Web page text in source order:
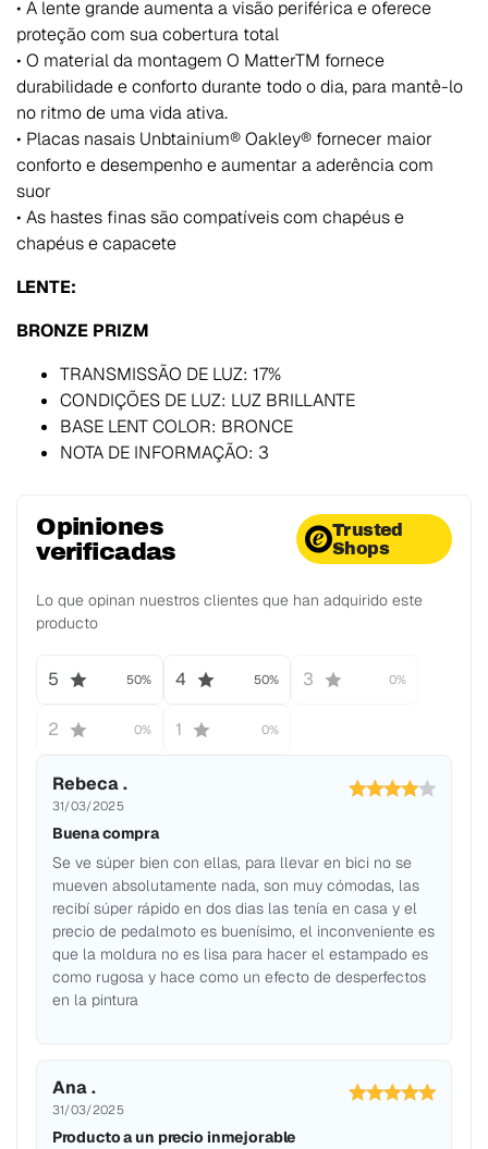
• A lente grande aumenta a visão periférica e oferece
proteção com sua cobertura total
• O material da montagem O MatterTM fornece
durabilidade e conforto durante todo o dia, para mantê-lo
no ritmo de uma vida ativa.
• Placas nasais Unbtainium® Oakley® fornecer maior
conforto e desempenho e aumentar a aderência com
suor
• As hastes finas são compatíveis com chapéus e
chapéus e capacete
LENTE:
BRONZE PRIZM
TRANSMISSÃO DE LUZ: 17%
CONDIÇÕES DE LUZ: LUZ BRILLANTE
BASE LENT COLOR: BRONCE
NOTA DE INFORMAÇÃO: 3
Opiniones
verificadas
Trusted
Shops
Lo que opinan nuestros clientes que han adquirido este
producto
5 50% 4 50% 3 0%
2 0% 1 0%
Rebeca .
31/03/2025
Buena compra
Se ve súper bien con ellas, para llevar en bici no se
mueven absolutamente nada, son muy cómodas, las
recibí súper rápido en dos dias las tenía en casa y el
precio de pedalmoto es buenísimo, el inconveniente es
que la moldura no es lisa para hacer el estampado es
como rugosa y hace como un efecto de desperfectos
en la pintura
Ana .
31/03/2025
Producto a un precio inmejorable